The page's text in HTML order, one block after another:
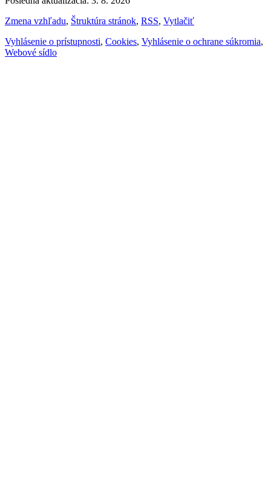
Zmena vzhľadu, Štruktúra stránok, RSS, Vytlačiť
Vyhlásenie o prístupnosti, Cookies, Vyhlásenie o ochrane súkromia,
Webové sídlo